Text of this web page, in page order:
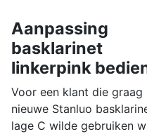
Aanpassing
basklarinet
linkerpink
Voor een klant die graag
nieuwe Stanluo
lage C wilde gebruiken